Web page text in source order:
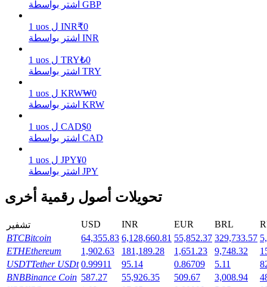
يكسب
احصل على مكافآت تنافسية يوميًا
اشتر بواسطة GBP
1 uos ل INR₹0
اشتر بواسطة INR
1 uos ل TRY₺0
اشتر بواسطة TRY
1 uos ل KRW₩0
اشتر بواسطة KRW
1 uos ل CAD$0
اشتر بواسطة CAD
1 uos ل JPY¥0
اشتر بواسطة JPY
تحويلات أصول رقمية أخرى
تشفير USD INR EUR BRL
BTCBitcoin 64,355.83 6,128,660.81 55,852.37 329,733.57
ETHEthereum 1,902.63 181,189.28 1,651.23 9,748.32
USDTTether USDt 0.99911 95.14 0.86709 5.11
BNBBinance Coin 587.27 55,926.35 509.67 3,008.94